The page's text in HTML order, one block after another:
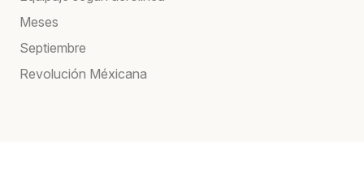
Meses
Septiembre
Revolución Méxicana